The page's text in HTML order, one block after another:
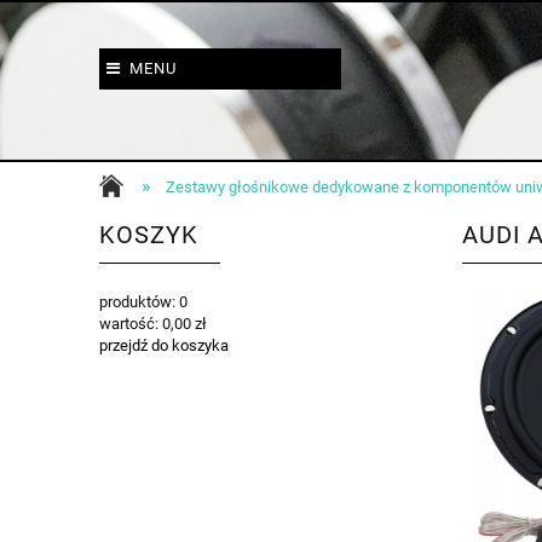
MENU
» Zestawy głośnikowe dedykowane z komponentów
KOSZYK
produktów: 0
wartość: 0,00 zł
przejdź do koszyka
AUDI